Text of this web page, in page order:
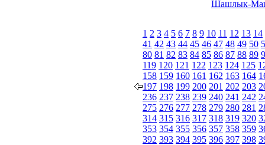
Шашлык-
1 2 3 4 5 6 7 8 9 10 11 12 13 14
41 42 43 44 45 46 47 48 49 50
80 81 82 83 84 85 86 87 88 89
119 120 121 122 123 124 125
158 159 160 161 162 163 164
197 198 199 200 201 202 203
236 237 238 239 240 241 242
275 276 277 278 279 280 281
314 315 316 317 318 319 320
353 354 355 356 357 358 359
392 393 394 395 396 397 398